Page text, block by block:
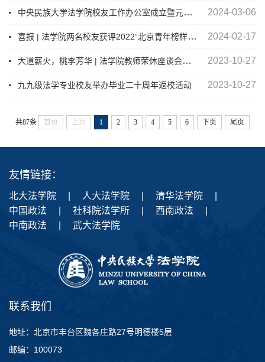
中央民族大学法学院校友工作办公室成立​暨元宵佳节告校友书 2024-03-06
喜报 | 法学院两名校友获评2022“北京青年榜样”年度人物 2024-02-17
大道薪火，桃李芳华 | 法学院教师荣休座谈会暨99级法学专业毕业生返校活动顺利举行 2023-10-27
九九级法学专业校友举办毕业二十周年返校活动 2023-10-27
共87条 首页 上页 1 2 3 4 5 6 下页 尾页
友情链接：
北大法学院 人大法学院 清华法学院
中国政法
社科院法学所 西南政法
中南政法
武大法学院
联系我们
地址：北京市丰台区魏各庄路27号明德楼5层
邮编：100073